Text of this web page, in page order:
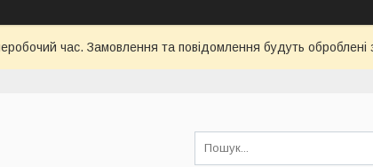
час. Замовлення та повідомлення будуть